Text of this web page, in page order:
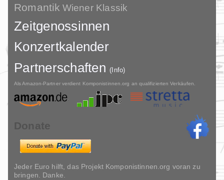
Romantik Wiener Klassik
Zeitgenossinnen
Konzertkalender
Partnerschaften(Info)
Als Amazon-Partner verdient Komponistinnen.org an qualifizierten Verkäufen.
Donate
Jeder Euro hilft, das Projekt Komponistinnen.org voran zu
bringen. Danke.